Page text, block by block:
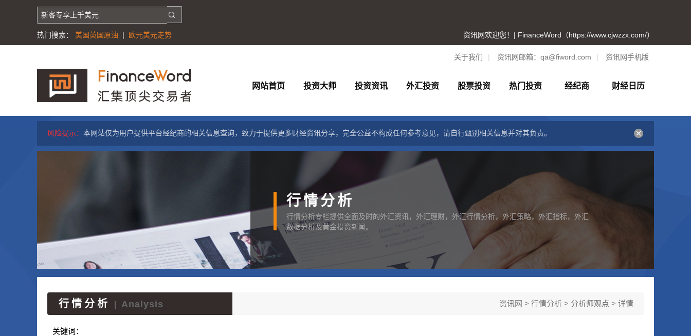
热门搜索： 美国英国原油 | 欧元美元走势 资讯网欢迎您！| FinanceWord（https://www.cjwzzx.com/）
关于我们 | 资讯网邮箱： qa@fiword.com | 资讯网手机版
网站首页 投资大师 投资资讯 外汇投资 股票投资 热门投资 经纪商 财经日历
风险提示： 本网站仅为用户提供平台经纪商的相关信息查询，致力于提供更多财经资讯分享，完全公益不构成任何参考意见，请自行甄别相关信息并对其负责。
行情分析
行情分析专栏提供全面及时的外汇资讯，外汇理财，外汇行情分析，外汇策略，外汇指标，外汇
数据分析及黄金投资新闻。
行情分析 Analysis 资讯网 > 行情分析 > 分析师观点 > 详情
关键词：